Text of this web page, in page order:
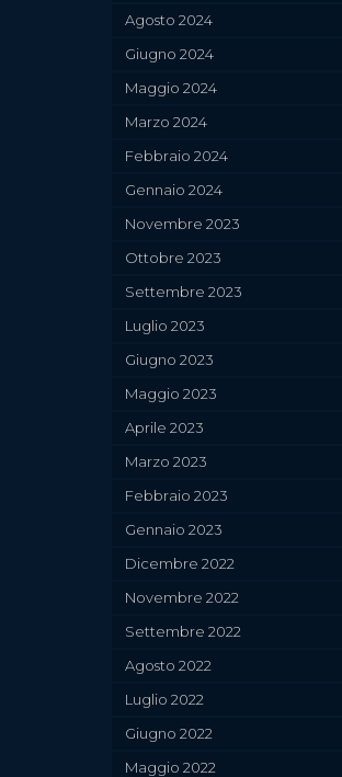
Agosto 2024
Giugno 2024
Maggio 2024
Marzo 2024
Febbraio 2024
Gennaio 2024
Novembre 2023
Ottobre 2023
Settembre 2023
Luglio 2023
Giugno 2023
Maggio 2023
Aprile 2023
Marzo 2023
Febbraio 2023
Gennaio 2023
Dicembre 2022
Novembre 2022
Settembre 2022
Agosto 2022
Luglio 2022
Giugno 2022
Maggio 2022